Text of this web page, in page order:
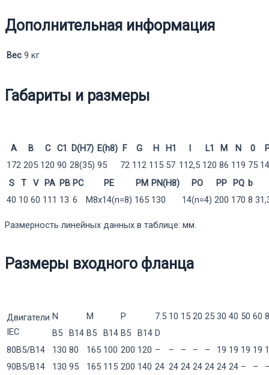
Дополнительная информация
Вес 9 кг
Габариты и размеры
A B C C1 D(H7) E(h8) F G H H1 I L1 M N 0
172 205 120 90 28(35) 95 72 112 115 57 112,5 120 86 119 75
S
T V PA PB PC PE PM PN(H8) PO PP PQ b
40 10 60 111 13 6 M8x14(n=8) 165 130 14(n=4) 200 170 8
Размерность линейных данных в таблице: мм.
Размеры входного фланца
Двигатели
IEC
N M P 7.5 10 15 20 25 30 40 50 60
B5
B14 B5 B14 B5 B14 D
80B5/B14
130 80 165 100 200 120 – – – – – 19 19 19 19
90B5/B14
130 95 165 115 200 140 24 24 24 24 24 24 24 – –